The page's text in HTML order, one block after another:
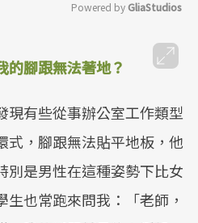
Mute
Powered by GliaStudios
的腳跟無法著地？
現有些從事辦公室工作類型
式，腳跟無法貼平地板，他
別是男性在這種姿勢下比女
也常跑來問我：「老師，